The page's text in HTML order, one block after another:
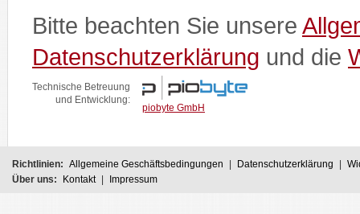
Bitte beachten Sie unsere
Datenschutzerklärung und die
Technische Betreuung
und Entwicklung:
piobyte GmbH
Richtlinien: Allgemeine Geschäftsbedingungen Datenschutzerklärung
Über uns:
Kontakt Impressum